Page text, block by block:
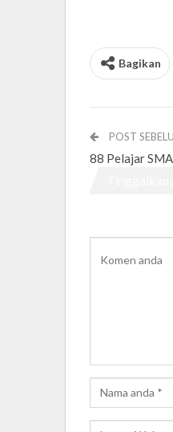
Bagikan
POST
88 Pelajar